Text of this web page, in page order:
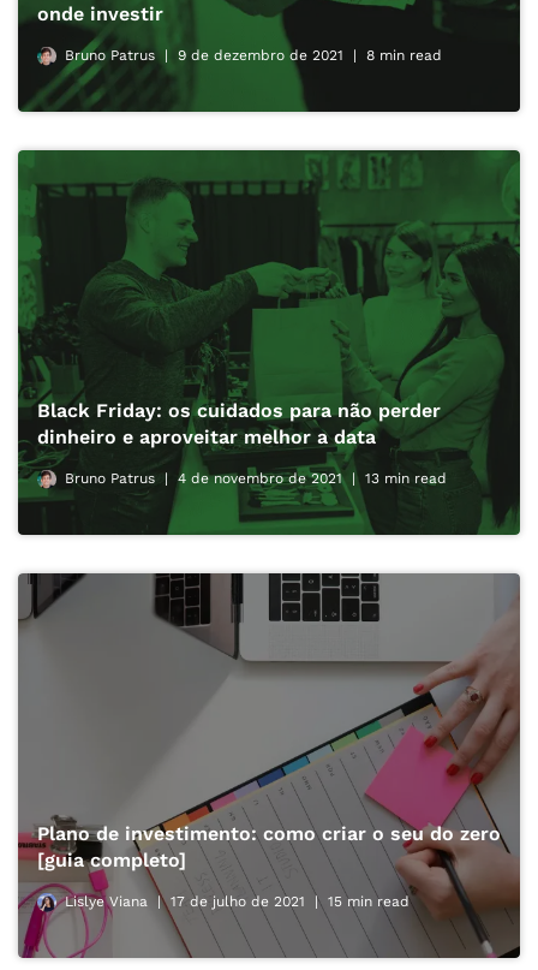
onde investir
Bruno Patrus 9 de dezembro de 2021 8 min read
Black Friday: os cuidados para não perder
dinheiro e aproveitar melhor a data
Bruno Patrus 4 de novembro de 2021 13 min read
Plano de investimento: como criar o seu do zero
[guia completo]
Lislye Viana 17 de julho de 2021 15 min read